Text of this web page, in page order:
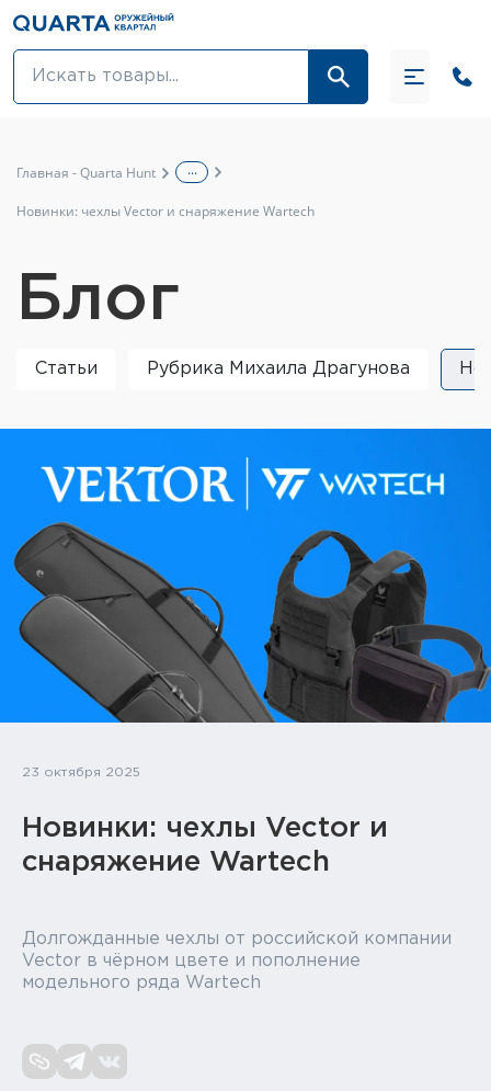
Оптовикам
Одежда
Тактическое снаряжение
Высокоточная стрельба
Спортивная стрельба
Пневматика
Развлекательная стрельба
Кобуры и системы ношения
Сумки и рюкзаки
Охотничье снаряжение
Главная - Quarta Hunt ...
Новинки: чехлы Vector и снаряжение Wartech
Блог
Статьи Рубрика Михаила Драгунова
23 октября 2025
Новинки: чехлы Vector и
снаряжение Wartech
Долгожданные чехлы от российской компании
Vector в чёрном цвете и пополнение
модельного ряда Wartech